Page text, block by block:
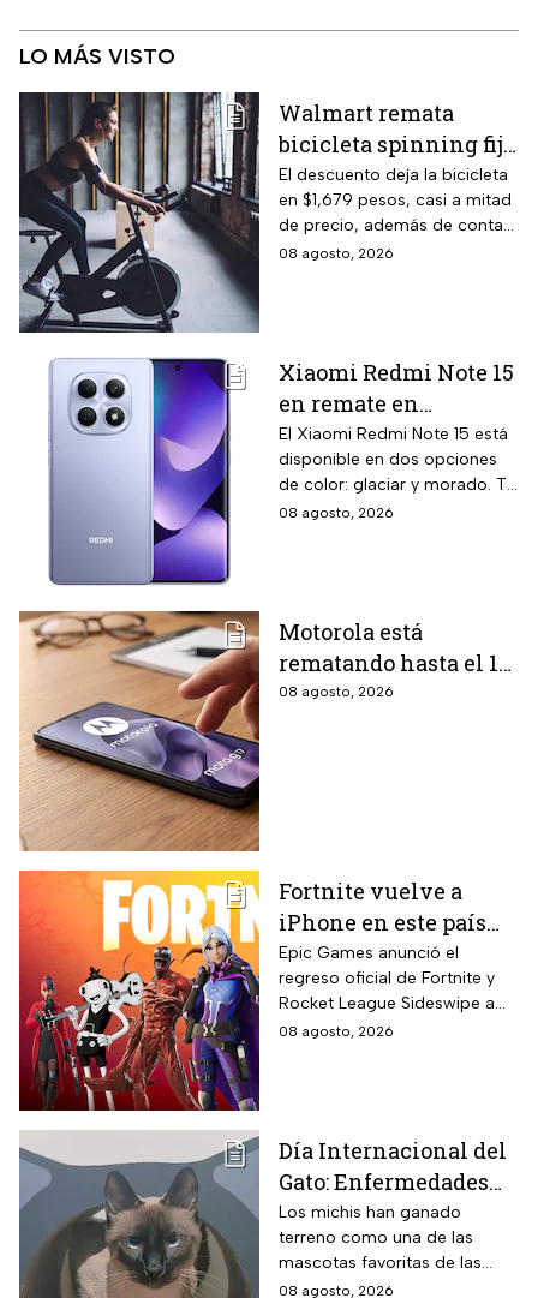
LO MÁS VISTO
Walmart remata
bicicleta spinning fija
con monitoreo de
velocidad, calorías y
pulso, ideal para hacer
cardio en casa
El descuento deja la bicicleta
en $1,679 pesos, casi a mitad
de precio, además de contar
el beneficio de meses sin
08 agosto, 2026
Xiaomi Redmi Note 15
en remate en
Liverpool: 256 GB de
almacenamiento,
cámara de 108 MP y
carga rápida
El Xiaomi Redmi Note 15 está
disponible en dos opciones
de color: glaciar y morado. Te
contamos todos los detalles
08 agosto, 2026
Motorola está
rematando hasta el 19
de agosto el celular
08 agosto, 2026
Fortnite vuelve a
iPhone en este país
latinoamericano tras
acuerdo oficial con
Apple en 2026
Epic Games anunció el
regreso oficial de Fortnite y
Rocket League Sideswipe a
iPhones ubicados en Brasil
Apple en junio a las reglas de
su App Store brasileña para
cumplir con requisitos de las
autoridades locales.
08 agosto, 2026
Día Internacional del
Gato: Enfermedades
más comunes y cómo
cuidar a estos felinos
Los michis han ganado
terreno como una de las
mascotas favoritas de las
familias mexicanas y hoy 8 de
08 agosto, 2026